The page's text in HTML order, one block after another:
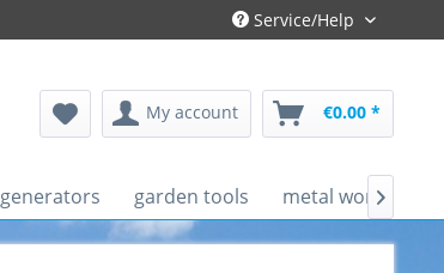
Service/Help
My account €0.00 *
generators garden tools metal working
